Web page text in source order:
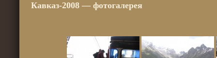
Кавказ-2008 — фотогалерея